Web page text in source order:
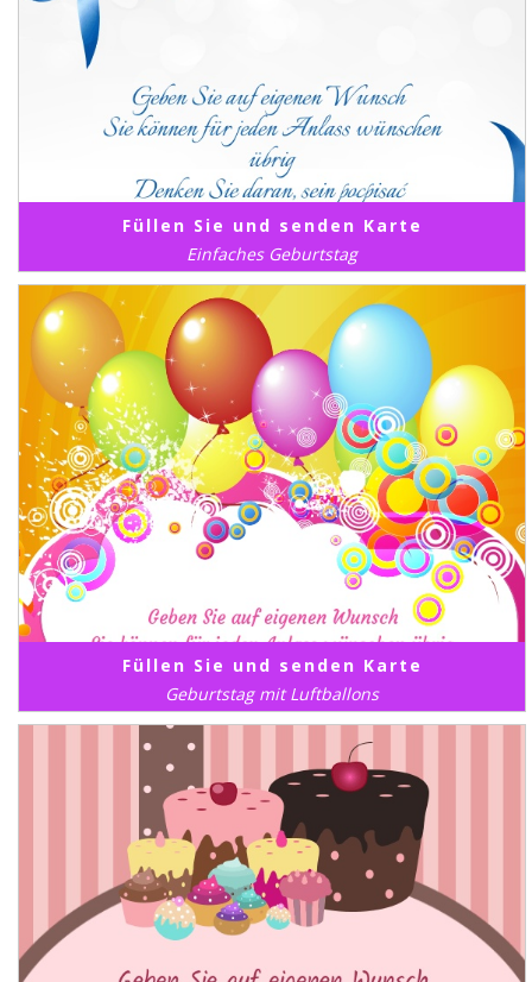
Füllen Sie und senden Karte
Einfaches Geburtstag
Füllen Sie und senden Karte
Geburtstag mit Luftballons